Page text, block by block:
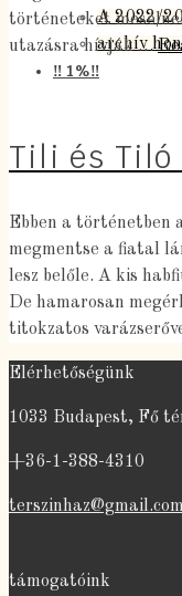
A 2022/
archív
‼️ 1%‼️
történeteket
utazásra hívják …
Tili és Tiló
Ebben a történetben
megmentse a fiatal
lesz belőle. A kis
De hamarosan
titokzatos
Elérhetőségünk
1033 Budapest, Fő
+36-1-388-4310
terszinhaz@gmail.com
támogatóink